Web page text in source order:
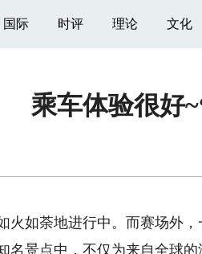
国际 时评 理论 文化
乘车体验很好
如荼地进行中。而赛场外，
名景点中，不仅为来自全球